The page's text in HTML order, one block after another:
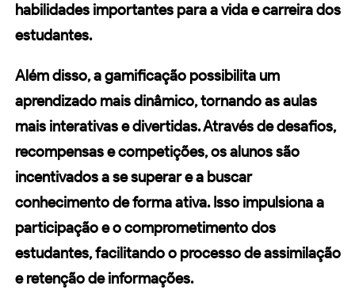
habilidades importantes para a vida ecarreirados
estudantes.
Além disso, a gamificação possibilita um
aprendizado mais dinâmico, tornando as aulas
mais interativas e divertidas. Através de desafios,
recompensas e competições, os alunos são
incentivados a se superar e a buscar
conhecimento de forma ativa. Isso impulsiona a
participação e o comprometimento dos
estudantes, facilitando o processo de assimilação
e retenção de informações.